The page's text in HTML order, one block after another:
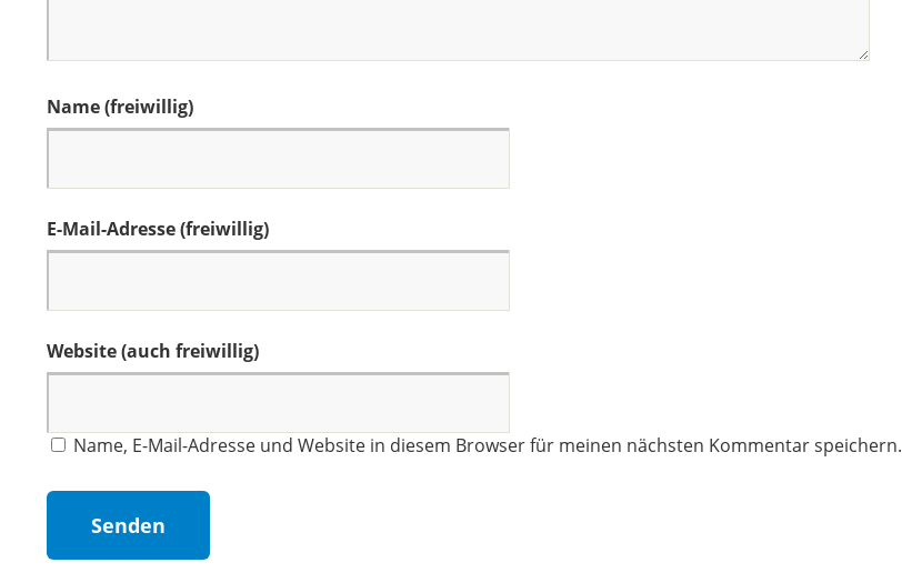
Name (freiwillig)
E-Mail-Adresse (freiwillig)
Website (auch freiwillig)
Name, E-Mail-Adresse und Website in diesem Browser für meinen nächsten Kommentar speichern.